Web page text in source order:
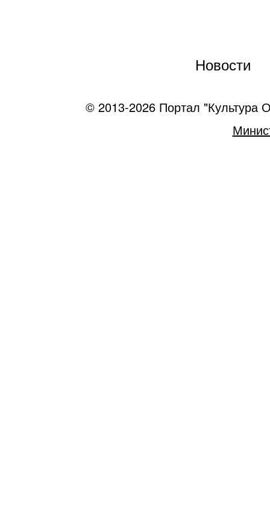
Новости
© 2013-2026 Портал "Культура